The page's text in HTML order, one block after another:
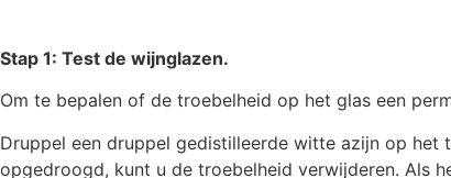
Stap 1: Test de wijnglazen.
Om te bepalen of de troebelheid op het glas een
Druppel een druppel gedistilleerde witte azijn op
opgedroogd, kunt u de troebelheid verwijderen. Als